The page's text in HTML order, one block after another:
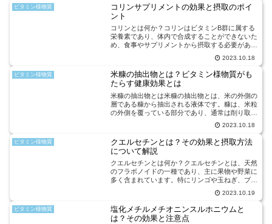
ビタミン様物質
コリンサプリメントの効果と摂取のポイ
ント
コリンとは何か？コリンはビタミンB群に属する
栄養素であり、体内で合成することができないた
め、食事やサプリメントから摂取する必要があり
持に重要な役割を果たしており、特に記憶や学習
能力に関与しています...
2023.10.18
ビタミン様物質
米糠の抽出物とは？ビタミン様物質がも
たらす健康効果とは
米糠の抽出物とは米糠の抽出物とは、米の外側の
層である糠から抽出される液体です。糠は、米粒
の外側を覆っている部分であり、通常は削り取ら
れてしまいますが、最近ではその栄養価の高さか
ら注目を浴びています。米糠の抽出物には、ビタ
ミン様物質が豊富に含...
2023.10.18
ビタミン様物質
クエルセチンとは？その効果と摂取方法
について解説
クエルセチンとは何か？クエルセチンとは、天然
のフラボノイドの一種であり、主に果物や野菜に
多く含まれています。特にリンゴや玉ねぎ、ブル
の食品を摂取することでクエルセチンを効果的に
摂取することができま...
2023.10.19
ビタミン様物質
塩化メチルメチオニンスルホニウムと
は？その効果と注意点